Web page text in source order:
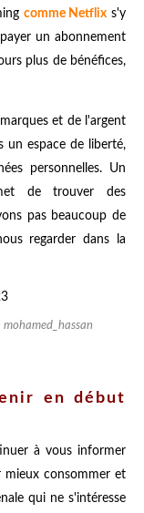
comme Netflix s'y
un abonnement
plus de bénéfices,
et de l'argent
un espace de liberté,
personnelles. Un
de trouver des
pas beaucoup de
regarder dans la
en début
à vous informer
mieux consommer et
qui ne s'intéresse